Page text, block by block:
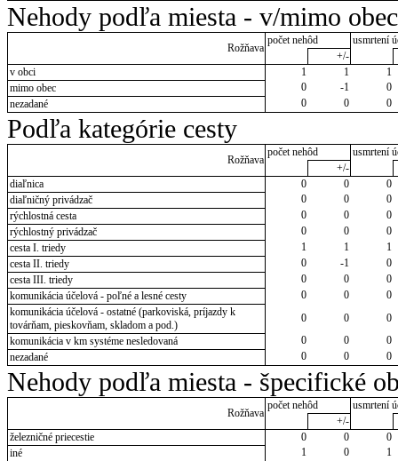
Nehody podľa miesta - v/mimo obec
Rožňava
počet nehôd
usmrtení
+/-
v obci
1 1
1
mimo obec
0 -1
0
nezadané
0 0 0
Podľa kategórie cesty
Rožňava
počet nehôd
usmrtení
+/-
diaľnica
0 0
0
diaľničný privádzač
0 0
0
rýchlostná cesta
0 0
0
rýchlostný privádzač
0 0
0
cesta I. triedy
1 1
1
cesta II. triedy
0 -1
0
cesta III. triedy
0 0
0
komunikácia účelová - poľné a lesné cesty
0 0
0
komunikácia účelová - ostatné (parkoviská, príjazdy k
továrňam, pieskovňam, skladom a pod.)
0 0
0
komunikácia v km systéme nesledovaná
0 0
0
nezadané
0 0 0
Nehody podľa miesta - špecifické
Rožňava
počet nehôd
usmrtení
+/-
železničné priecestie
0 0
0
iné
1 0
1